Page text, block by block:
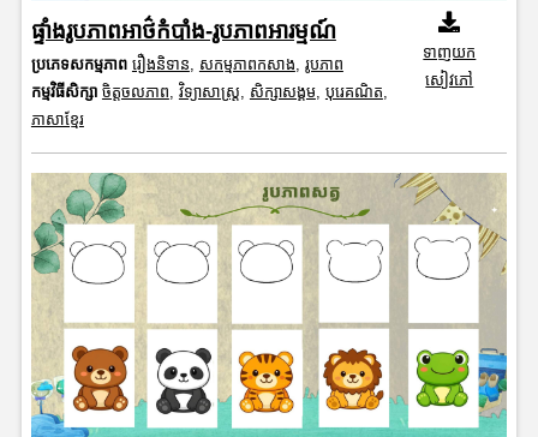
ផ្ទាំងរូបភាពអាថ៌កំបាំង-រូបភាពអារម្មណ៍
ប្រភេទសកម្មភាព រឿងនិទាន សកម្មភាពកសាង រូបភាព
កម្មវិធីសិក្សា ចិត្តចលភាព វិទ្យាសាស្រ្ត សិក្សាសង្គម, បុរេគណិត
ភាសាខ្មែរ
ទាញយក
សៀវភៅ